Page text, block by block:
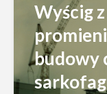
Wyścig
budowy